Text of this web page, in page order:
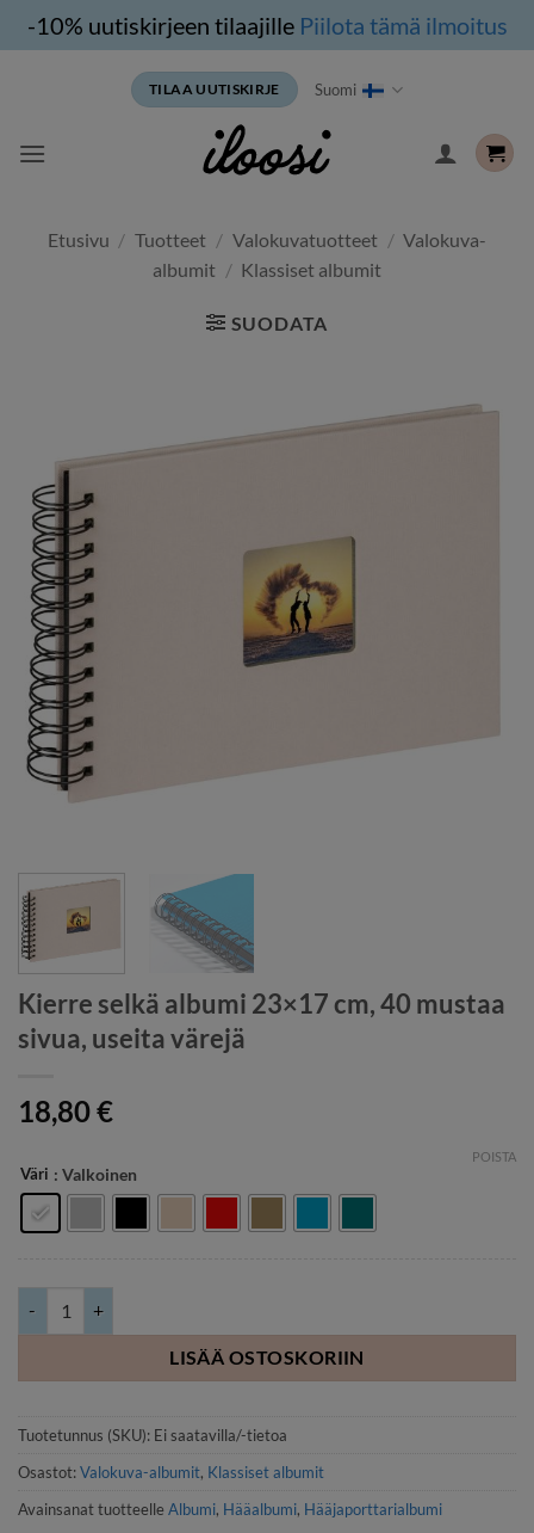
-10% uutiskirjeen tilaajille Piilota tämä ilmoitus
TILAA UUTISKIRJE Suomi
Etusivu / Tuotteet / Valokuvatuotteet / Valokuva-
albumit / Klassiset albumit
SUODATA
Kierre selkä albumi 23×17 cm, 40 mustaa
sivua, useita värejä
18,80€
Väri : Valkoinen
POISTA
LISÄÄ OSTOSKORIIN
Tuotetunnus (SKU): Ei saatavilla/-tietoa
Osastot:Valokuva-albumit, Klassiset albumit
Avainsanat tuotteelle Albumi, Hääalbumi, Hääjaporttarialbumi